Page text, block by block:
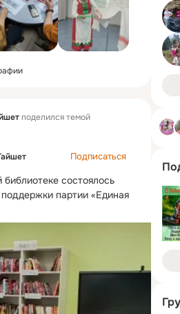
поделился темой
Подписаться
состоялось
партии «Единая